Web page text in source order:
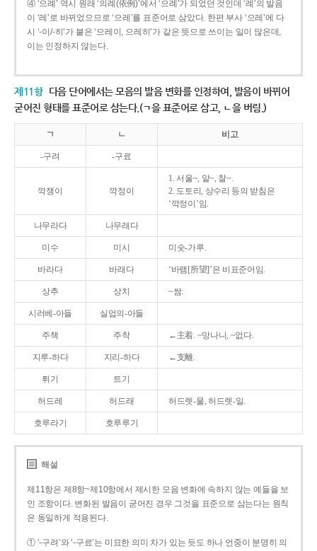
④ ‘으례’ 역시 원래 ‘의례(依例)’에서 ‘으례’가 되었던 것인데 ‘례’의 발음
이 ‘레’로 바뀌었으므로 ‘으레’를 표준어로 삼았다. 한편 부사 ‘으레’에 다
시 ‘-이/-히’가 붙은 ‘으레이, 으레히’가 같은 뜻으로 쓰이는 일이 많은데,
이는 인정하지 않는다.
제11항 다음 단어에서는 모음의 발음 변화를 인정하여, 발음이 바뀌어
굳어진 형태를 표준어로 삼는다.(ㄱ을 표준어로 삼고, ㄴ을 버림.)
ㄱ ㄴ 비고
-구려 -구료
깍쟁이 깍정이
1. 서울~, 알~, 찰~.
2. 도토리, 상수리 등의 받침은
‘깍정이’임.
나무라다 나무래다
미수 미시 미숫-가루.
바라다 바래다 ‘바램[所望]’은 비표준어임.
상추 상치 ~쌈.
시러베-아들 실업의-아들
주책 주착 ←主着. ~망나니, ~없다.
지루-하다 지리-하다 ←支離.
튀기 트기
허드레 허드래 허드렛-물, 허드렛-일.
호루라기 호루루기
해설
제11항은 제8항~제10항에서 제시한 모음 변화에 속하지 않는 예들을 보
인 조항이다. 변화된 발음이 굳어진 경우 그것을 표준으로 삼는다는 원칙
은 동일하게 적용된다.
① ‘-구려’와 ‘-구료’는 미묘한 의미 차가 있는 듯도 하나 언중이 분명히 의